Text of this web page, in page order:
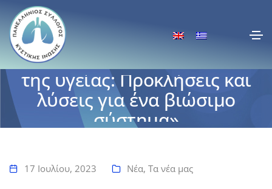
Συντονισμός της Προέδρου
του Συλλόγου μας στην
ημερίδα «Χρηματοδότηση
της υγείας: Προκλήσεις και
λύσεις για ένα βιώσιμο
σύστημα»
«Χρηματοδότηση της υγείας: Προκλήσεις και λύσεις για ένα βιώσιμο
17 Ιουλίου, 2023 Νέα, Τα νέα μας